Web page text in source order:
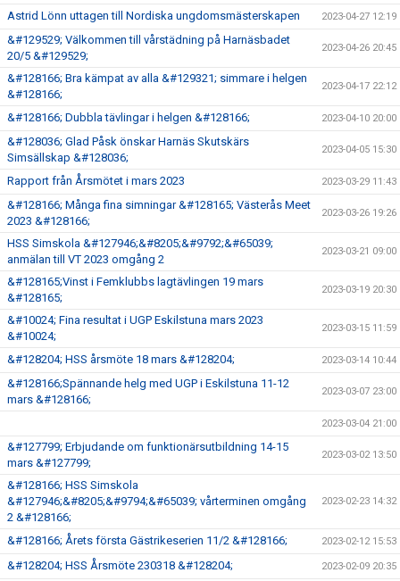
Astrid Lönn uttagen till Nordiska ungdomsmästerskapen 2023-04-27 12:19
&#129529; Välkommen till vårstädning på Harnäsbadet
20/5 &#129529;
2023-04-26 20:45
&#128166; Bra kämpat av alla &#129321; simmare i helgen
&#128166;
2023-04-17 22:12
&#128166; Dubbla tävlingar i helgen &#128166; 2023-04-10 20:00
&#128036; Glad Påsk önskar Harnäs Skutskärs
Simsällskap &#128036;
2023-04-05 15:30
Rapport från Årsmötet i mars 2023 2023-03-29 11:43
&#128166; Många fina simningar &#128165; Västerås Meet
2023 &#128166;
2023-03-26 19:26
HSS Simskola &#127946;&#8205;&#9792;&#65039;
anmälan till VT 2023 omgång 2
2023-03-21 09:00
&#128165;Vinst i Femklubbs lagtävlingen 19 mars
&#128165;
2023-03-19 20:30
&#10024; Fina resultat i UGP Eskilstuna mars 2023
&#10024;
2023-03-15 11:59
&#128204; HSS årsmöte 18 mars &#128204; 2023-03-14 10:44
&#128166;Spännande helg med UGP i Eskilstuna 11-12
mars &#128166;
2023-03-07 23:00
2023-03-04 21:00
&#127799; Erbjudande om funktionärsutbildning 14-15
mars &#127799;
2023-03-02 13:50
&#128166; HSS Simskola
&#127946;&#8205;&#9794;&#65039; vårterminen omgång
2 &#128166;
2023-02-23 14:32
&#128166; Årets första Gästrikeserien 11/2 &#128166; 2023-02-12 15:53
&#128204; HSS Årsmöte 230318 &#128204; 2023-02-09 20:35